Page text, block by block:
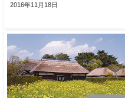
2016年11月18日